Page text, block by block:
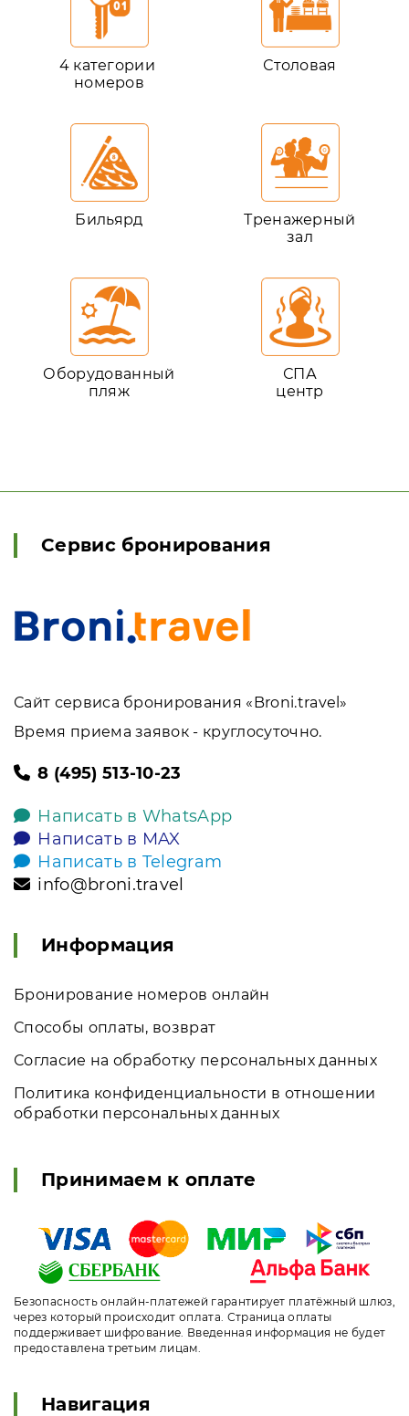
4 категории
номеров
Столовая
Бильярд
Тренажерный
зал
Оборудованный
пляж
СПА
центр
Сервис бронирования
Сайт сервиса бронирования «Broni.travel»
Время приема заявок - круглосуточно.
8 (495) 513-10-23
Написать в WhatsApp
Написать в MAX
Написать в Telegram
info@broni.travel
Информация
Бронирование номеров онлайн
Способы оплаты, возврат
Согласие на обработку персональных данных
Политика конфиденциальности в отношении
обработки персональных данных
Принимаем к оплате
Безопасность онлайн-платежей гарантирует платёжный шлюз,
через который происходит оплата. Страница оплаты
поддерживает шифрование. Введенная информация не будет
предоставлена третьим лицам.
Навигация